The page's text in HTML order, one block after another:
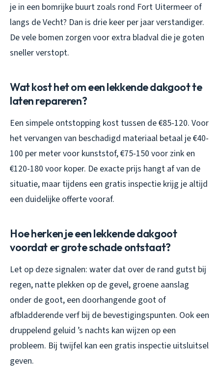
je in een bomrijke buurt zoals rond Fort Uitermeer of
langs de Vecht? Dan is drie keer per jaar verstandiger.
De vele bomen zorgen voor extra bladval die je goten
sneller verstopt.
Wat kost het om een lekkende dakgoot te
laten repareren?
Een simpele ontstopping kost tussen de €85-120. Voor
het vervangen van beschadigd materiaal betaal je €40-
100 per meter voor kunststof, €75-150 voor zink en
€120-180 voor koper. De exacte prijs hangt af van de
situatie, maar tijdens een gratis inspectie krijg je altijd
een duidelijke offerte vooraf.
Hoe herken je een lekkende dakgoot
voordat er grote schade ontstaat?
Let op deze signalen: water dat over de rand gutst bij
regen, natte plekken op de gevel, groene aanslag
onder de goot, een doorhangende goot of
afbladderende verf bij de bevestigingspunten. Ook een
druppelend geluid ’s nachts kan wijzen op een
probleem. Bij twijfel kan een gratis inspectie uitsluitsel
geven.